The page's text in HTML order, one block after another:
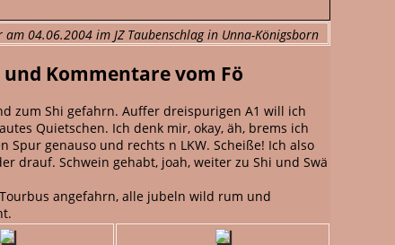
04.06.2004 im JZ Taubenschlag in Unna-Königsborn
Kommentare vom Fö
zum Shi gefahrn. Auffer dreispurigen A1 will ich
Quietschen. Ich denk mir, okay, äh, brems ich
genauso und rechts n LKW. Scheiße! Ich also
drauf. Schwein gehabt, joah, weiter zu Shi und Swä
angefahrn, alle jubeln wild rum und